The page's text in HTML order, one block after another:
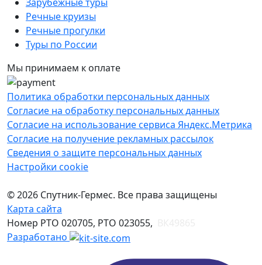
Речные круизы
Речные прогулки
Туры по России
Мы принимаем к оплате
Политика обработки персональных данных
Согласие на обработку персональных данных
Согласие на использование сервиса Яндекс.Метрика
Согласие на получение рекламных рассылок
Сведения о защите персональных данных
Настройки cookie
© 2026 Спутник-Гермес. Все права защищены
Карта сайта
Номер РТО 020705, РТО 023055,
Разработано